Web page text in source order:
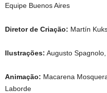
Equipe Buenos Aires
Diretor de Criação: Martín
Ilustrações: Augusto
Animação: Macarena
Laborde